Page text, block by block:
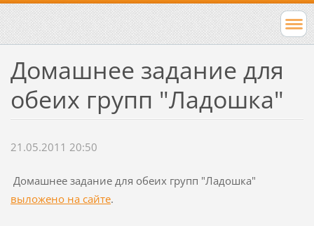
Домашнее задание для
обеих групп "Ладошка"
21.05.2011 20:50
Домашнее задание для обеих групп "Ладошка"
выложено на сайте.